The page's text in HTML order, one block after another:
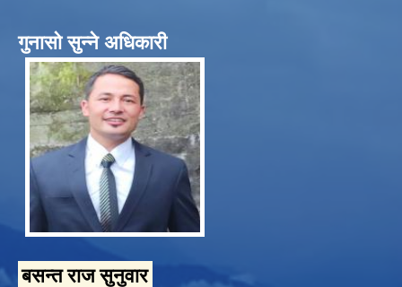
गुनासो सुन्ने अधिकारी
बसन्त राज सुनुवार